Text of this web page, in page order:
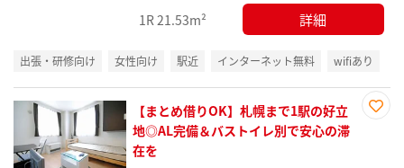
1R 21.53m² 詳細
出張・研修向け 女性向け 駅近 インターネット無料 wifiあり
【まとめ借りOK】札幌まで1駅の好立
地◎AL完備＆バストイレ別で安心の滞
在を